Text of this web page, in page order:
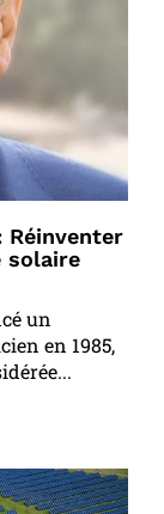
Réinventer
solaire
un
en 1985,